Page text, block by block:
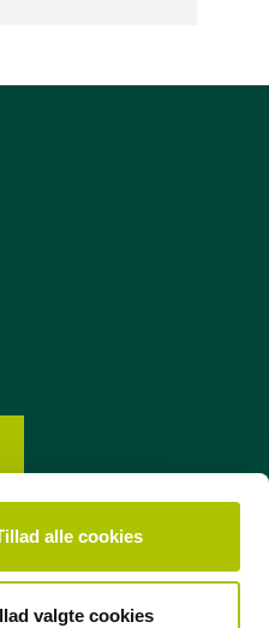
alle cookies
valgte cookies